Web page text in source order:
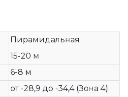
Пирамидальная
15-20 м
6-8 м
от -28,9 до -34,4 (Зона 4)